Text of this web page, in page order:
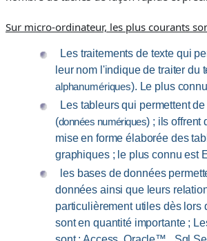
Sur micro-ordinateur, les plus courants
Les traitements de texte qui
leur nom l'indique de traiter du
alphanumériques). Le plus
Les tableurs qui permettent
(données numériques) ; ils offrent
mise en forme élaborée des
graphiques ; le plus connu est
les bases de données
données ainsi que leurs
particulièrement utiles dès lors
sont en quantité importante ;